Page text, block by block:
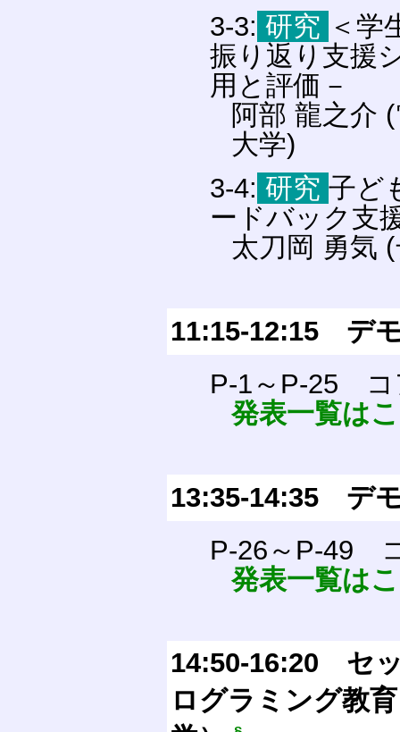
3-3: 研究 ＜学
振り返り支援
用と評価－
阿部 龍之介
大学)
3-4: 研究 子ど
ードバック支
太刀岡 勇気
11:15-12:15 デ
P-1～P-25 コ
発表一覧は
13:35-14:35 デ
P-26～P-49
発表一覧は
14:50-16:20 セ
ログラミング教